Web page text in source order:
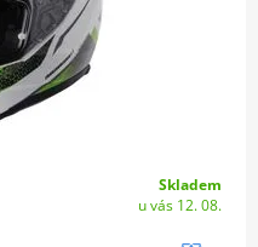
Skladem
u vás 12. 08.